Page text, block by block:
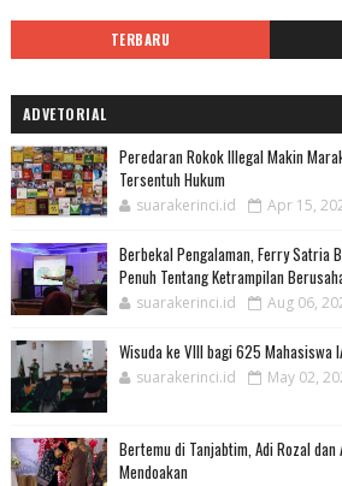
TERBARU
ADVETORIAL
Peredaran Rokok Illegal Makin
Tersentuh Hukum
suarakerinci.id Apr 15,
Berbekal Pengalaman, Ferry Satria
Penuh Tentang Ketrampilan
suarakerinci.id Aug 06,
Wisuda ke VIII bagi 625 Mahasiswa
suarakerinci.id May 02,
Bertemu di Tanjabtim, Adi Rozal dan
Mendoakan